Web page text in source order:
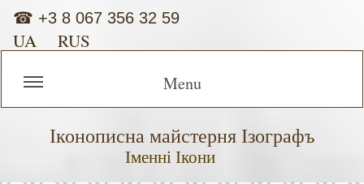
☎ +3 8 067 356 32 59
UA RUS
Menu
Іконописна майстерня Ізографъ
Іменні Ікони